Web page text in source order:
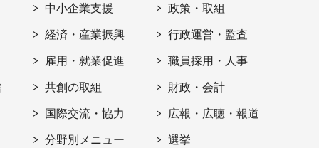
中小企業支援
経済・産業振興
雇用・就業促進
共創の取組
国際交流・協力
分野別メニュー
政策・取組
行政運営・監査
職員採用・人事
財政・会計
広報・広聴・報道
選挙